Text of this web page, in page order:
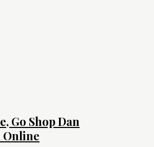
Go Shop Dan
Online